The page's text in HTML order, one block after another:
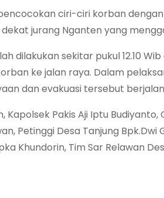
ciri-ciri korban
jurang Nganten yang
dilakukan sekitar pukul 12.10
ke jalan raya. Dalam
dan evakuasi tersebut
Pakis Aji Iptu Budiyanto,
Petinggi Desa Tanjung
Khundorin, Tim Sar Relawan